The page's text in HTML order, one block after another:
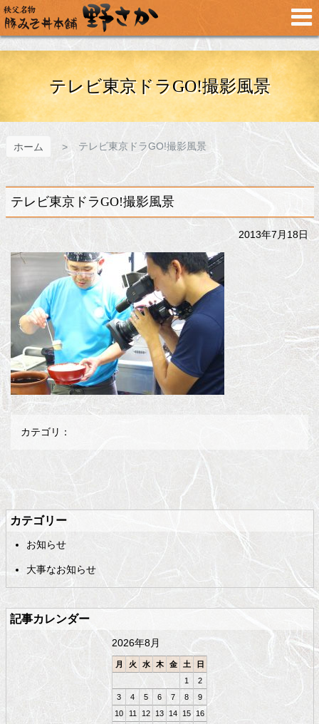
メ
イ
ン
コ
プ
テレビ東京ドラGO!撮影風景
ホーム テレビ東京ドラGO!撮影風景
テレビ東京ドラGO!撮影風景
2013年7月18日
カテゴリ：
ン
ン
ツ
の
先
ジ
へ
戻
る
カテゴリー
お知らせ
大事なお知らせ
記事カレンダー
2026年8月
月 火 水 木 金 土
日
1
2
3
4 5 6 7 8
9
10
11 12 13 14 15
16